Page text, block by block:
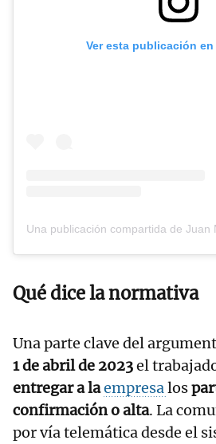
Ver esta publicación
Qué dice la normativa
Una parte clave del
1 de abril de 2023el
entregar a laempresalos
confirmación o alta. La
por vía telemática desde el